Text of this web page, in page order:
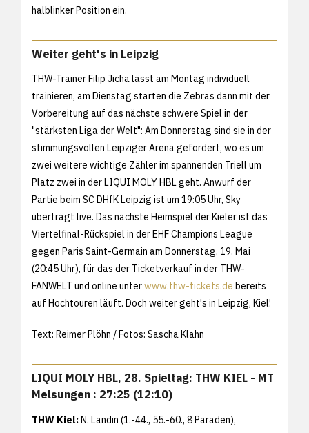
halblinker Position ein.
Weiter geht's in Leipzig
THW-Trainer Filip Jicha lässt am Montag individuell
trainieren, am Dienstag starten die Zebras dann mit der
Vorbereitung auf das nächste schwere Spiel in der
"stärksten Liga der Welt": Am Donnerstag sind sie in der
stimmungsvollen Leipziger Arena gefordert, wo es um
zwei weitere wichtige Zähler im spannenden Triell um
Platz zwei in der LIQUI MOLY HBL geht. Anwurf der
Partie beim SC DHfK Leipzig ist um 19:05 Uhr, Sky
überträgt live. Das nächste Heimspiel der Kieler ist das
Viertelfinal-Rückspiel in der EHF Champions League
gegen Paris Saint-Germain am Donnerstag, 19. Mai
(20:45 Uhr), für das der Ticketverkauf in der THW-
FANWELT und online unterwww.thw-tickets.de bereits
auf Hochtouren läuft. Doch weiter geht's in Leipzig, Kiel!
Text: Reimer Plöhn / Fotos: Sascha Klahn
LIQUI MOLY HBL, 28. Spieltag: THW KIEL - MT
Melsungen : 27:25 (12:10)
THW Kiel:N. Landin (1.-44., 55.-60., 8 Paraden),